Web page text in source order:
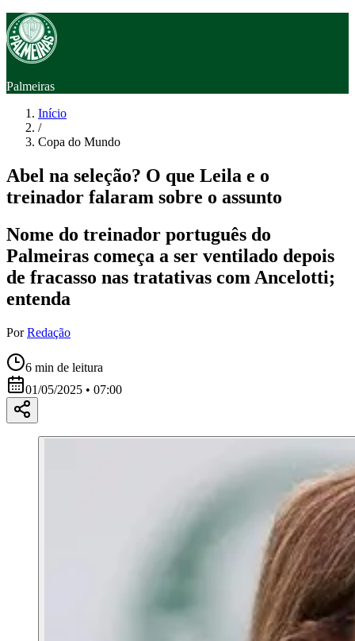
Palmeiras
Início
/
Copa do Mundo
Abel na seleção? O que Leila e o
treinador falaram sobre o assunto
Nome do treinador português do
Palmeiras começa a ser ventilado depois
de fracasso nas tratativas com Ancelotti;
entenda
Por Redação
6 min de leitura
01/05/2025 • 07:00